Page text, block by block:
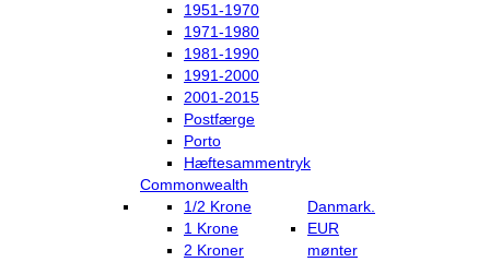
1951-1970
1971-1980
1981-1990
1991-2000
2001-2015
Postfærge
Porto
Hæftesammentryk
Commonwealth
Danmark.
1/2 Krone
1 Krone
2 Kroner
EUR
mønter